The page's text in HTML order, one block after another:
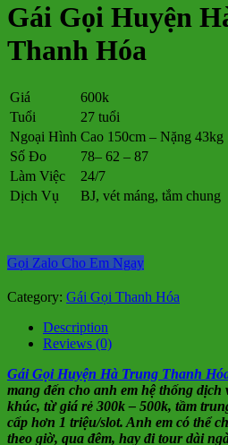
Gái Gọi Huyện
Thanh Hóa
Giá
600k
Tuổi
27 tuổi
Ngoại Hình Cao 150cm – Nặng 43kg
Số Đo
78– 62 – 87
Làm Việc
24/7
Dịch Vụ
BJ, vét máng, tắm chung
Gọi Zalo Cho Em Ngay
Category: Gái Gọi Thanh Hóa
Description
Reviews (0)
Gái Gọi Huyện Hà Trung Thanh
mang đến cho anh em hệ thống
khúc, từ giá rẻ 300k – 500k, tầm
cấp hơn 1 triệu/slot. Anh em có thể
theo giờ, qua đêm, hay đi tour dài